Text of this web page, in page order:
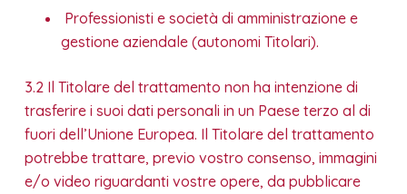
Professionisti e società di amministrazione e
gestione aziendale (autonomi Titolari).
3.2 Il Titolare del trattamento non ha intenzione di
trasferire i suoi dati personali in un Paese terzo al di
fuori dell’Unione Europea. Il Titolare del trattamento
potrebbe trattare, previo vostro consenso, immagini
e/o video riguardanti vostre opere, da pubblicare